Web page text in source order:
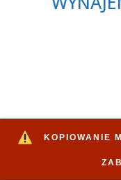
KOPIOWANIE